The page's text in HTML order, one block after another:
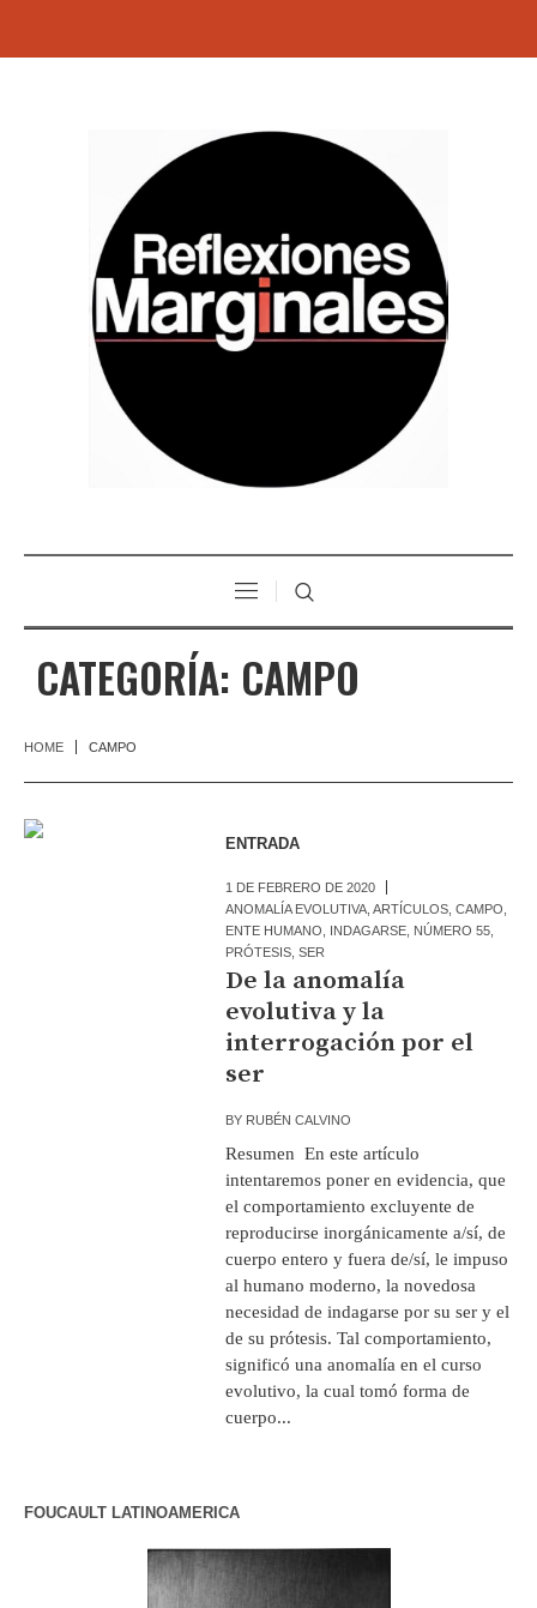
CATEGORÍA: CAMPO
HOME CAMPO
ENTRADA
1 DE FEBRERO DE 2020
ANOMALÍA EVOLUTIVA ,ARTÍCULOS ,CAMPO
ENTE HUMANO
INDAGARSE NÚMERO 55
PRÓTESIS ,SER
De la anomalía
evolutiva y la
interrogación por el
ser
BY RUBÉN CALVINO
Resumen En este artículo
intentaremos poner en evidencia, que
el comportamiento excluyente de
reproducirse inorgánicamente a/sí, de
cuerpo entero y fuera de/sí, le impuso
al humano moderno, la novedosa
necesidad de indagarse por su ser y el
de su prótesis. Tal comportamiento,
significó una anomalía en el curso
evolutivo, la cual tomó forma de
cuerpo...
FOUCAULT LATINOAMERICA